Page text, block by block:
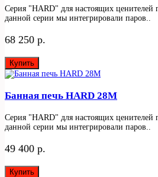
Серия "HARD" для настоящих ценителей
данной серии мы интегрировали паров..
68 250 р.
Купить
Банная печь HARD 28M
Серия "HARD" для настоящих ценителей
данной серии мы интегрировали паров..
49 400 р.
Купить